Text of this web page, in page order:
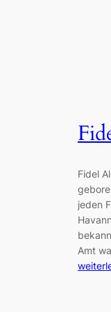
Fidel
jeden
Amt